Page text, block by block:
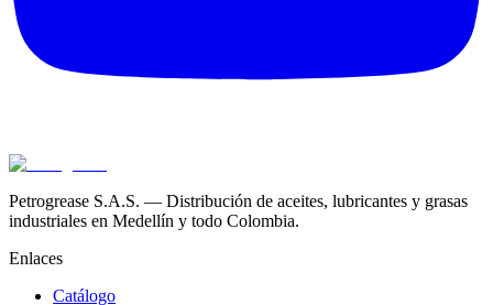
Petrogrease S.A.S. — Distribución de aceites, lubricantes y grasas
industriales en Medellín y todo Colombia.
Enlaces
Catálogo